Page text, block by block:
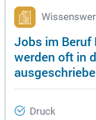
Jobs im
werden oft in
Druck